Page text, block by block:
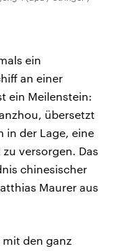
ein
an einer
ein Meilenstein:
übersetzt
in der Lage, eine
versorgen. Das
chinesischer
Maurer aus
mit den ganz